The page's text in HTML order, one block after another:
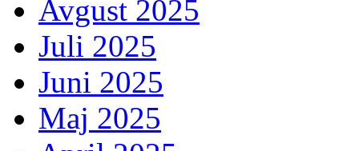
Avgust 2025
Juli 2025
Juni 2025
Maj 2025